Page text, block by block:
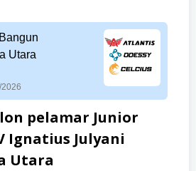
Utara
pelamar Junior
Ignatius Julyani
Utara